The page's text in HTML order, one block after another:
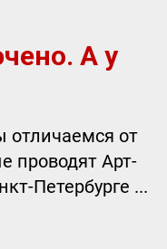
А у
от
проводят Арт-
Петербурге ...